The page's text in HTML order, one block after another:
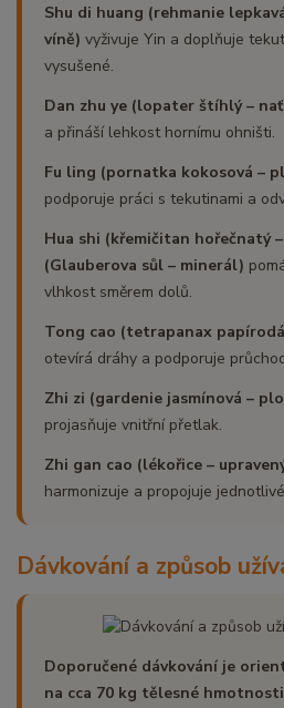
Shu di huang (rehmanie
víně) vyživuje Yin a doplňuje
vysušené.
Dan zhu ye (lopater štíhlý –
a přináší lehkost hornímu ohništi.
Fu ling (pornatka kokosová –
podporuje práci s tekutinami a
Hua shi (křemičitan hořečnatý
(Glauberova sůl – minerál)
vlhkost směrem dolů.
Tong cao (tetrapanax
otevírá dráhy a podporuje
Zhi zi (gardenie jasmínová –
projasňuje vnitřní přetlak.
Zhi gan cao (lékořice –
harmonizuje a propojuje
Dávkování a způsob
Doporučené dávkování je
na cca 70 kg tělesné